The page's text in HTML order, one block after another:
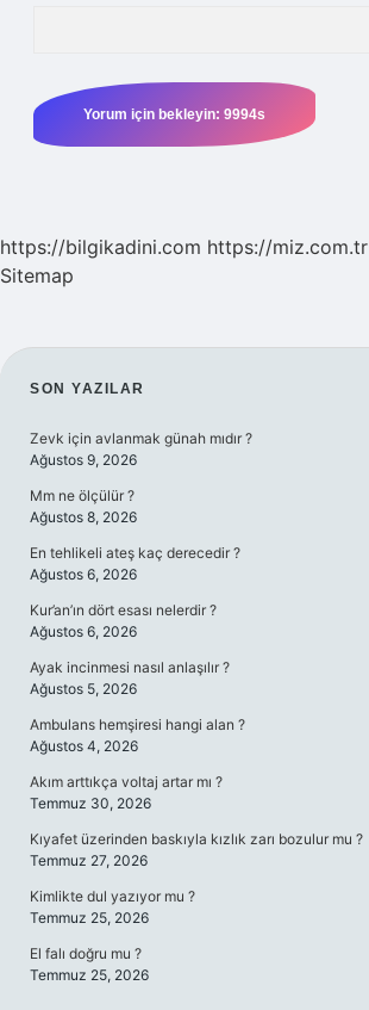
https://bilgikadini.com https://miz.com.tr
Sitemap
SIDEBAR
SON YAZILAR
Zevk için avlanmak günah mıdır ?
Ağustos 9, 2026
Mm ne ölçülür ?
Ağustos 8, 2026
En tehlikeli ateş kaç derecedir ?
Ağustos 6, 2026
Kur’an’ın dört esası nelerdir ?
Ağustos 6, 2026
Ayak incinmesi nasıl anlaşılır ?
Ağustos 5, 2026
Ambulans hemşiresi hangi alan ?
Ağustos 4, 2026
Akım arttıkça voltaj artar mı ?
Temmuz 30, 2026
Kıyafet üzerinden baskıyla kızlık zarı bozulur mu ?
Temmuz 27, 2026
Kimlikte dul yazıyor mu ?
Temmuz 25, 2026
El falı doğru mu ?
Temmuz 25, 2026